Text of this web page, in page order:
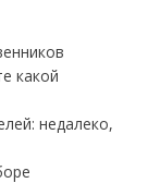
какой
недалеко,